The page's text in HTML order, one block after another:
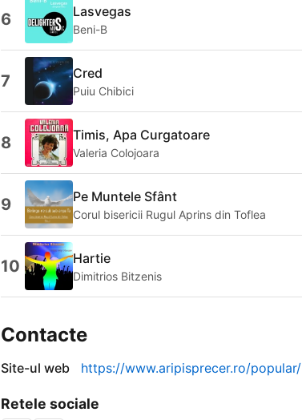
6 Lasvegas
Beni-B
7 Cred
Puiu Chibici
8 Timis, Apa Curgatoare
Valeria Colojoara
9 Pe Muntele Sfânt
Corul bisericii Rugul Aprins din Toflea
10 Hartie
Dimitrios Bitzenis
Contacte
Site-ul web https://www.aripisprecer.ro/popular/
Retele sociale